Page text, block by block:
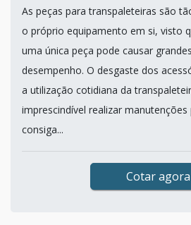
As peças para transpaleteiras são
o próprio equipamento em si, visto
uma única peça pode causar
desempenho. O desgaste dos
a utilização cotidiana da
imprescindível realizar manutenções
consiga...
Cotar agora